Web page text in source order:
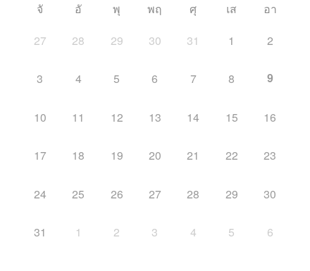
จั อั พุ พฤ ศุ เส
อา
27
28 29 30 31 1 2
3 4 5 6 7 8 9
10 11 12 13 14 15 16
17 18 19 20 21 22 23
24 25 26 27 28 29 30
31 1 2 3 4 5 6